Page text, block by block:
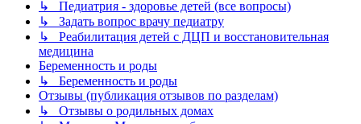
↳ Педиатрия - здоровье детей (все вопросы)
↳ Задать вопрос врачу педиатру
↳ Реабилитация детей с ДЦП и восстановительная
медицина
Беременность и роды
↳ Беременность и роды
Отзывы (публикация отзывов по разделам)
↳ Отзывы о родильных домах